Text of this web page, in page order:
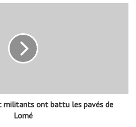
militants ont battu les pavés de
Lomé